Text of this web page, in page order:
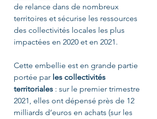
de relance dans de nombreux
territoires et sécurise les ressources
des collectivités locales les plus
impactées en 2020 et en 2021.
Cette embellie est en grande partie
portée par les collectivités
territoriales : sur le premier trimestre
2021, elles ont dépensé près de 12
milliards d’euros en achats (sur les